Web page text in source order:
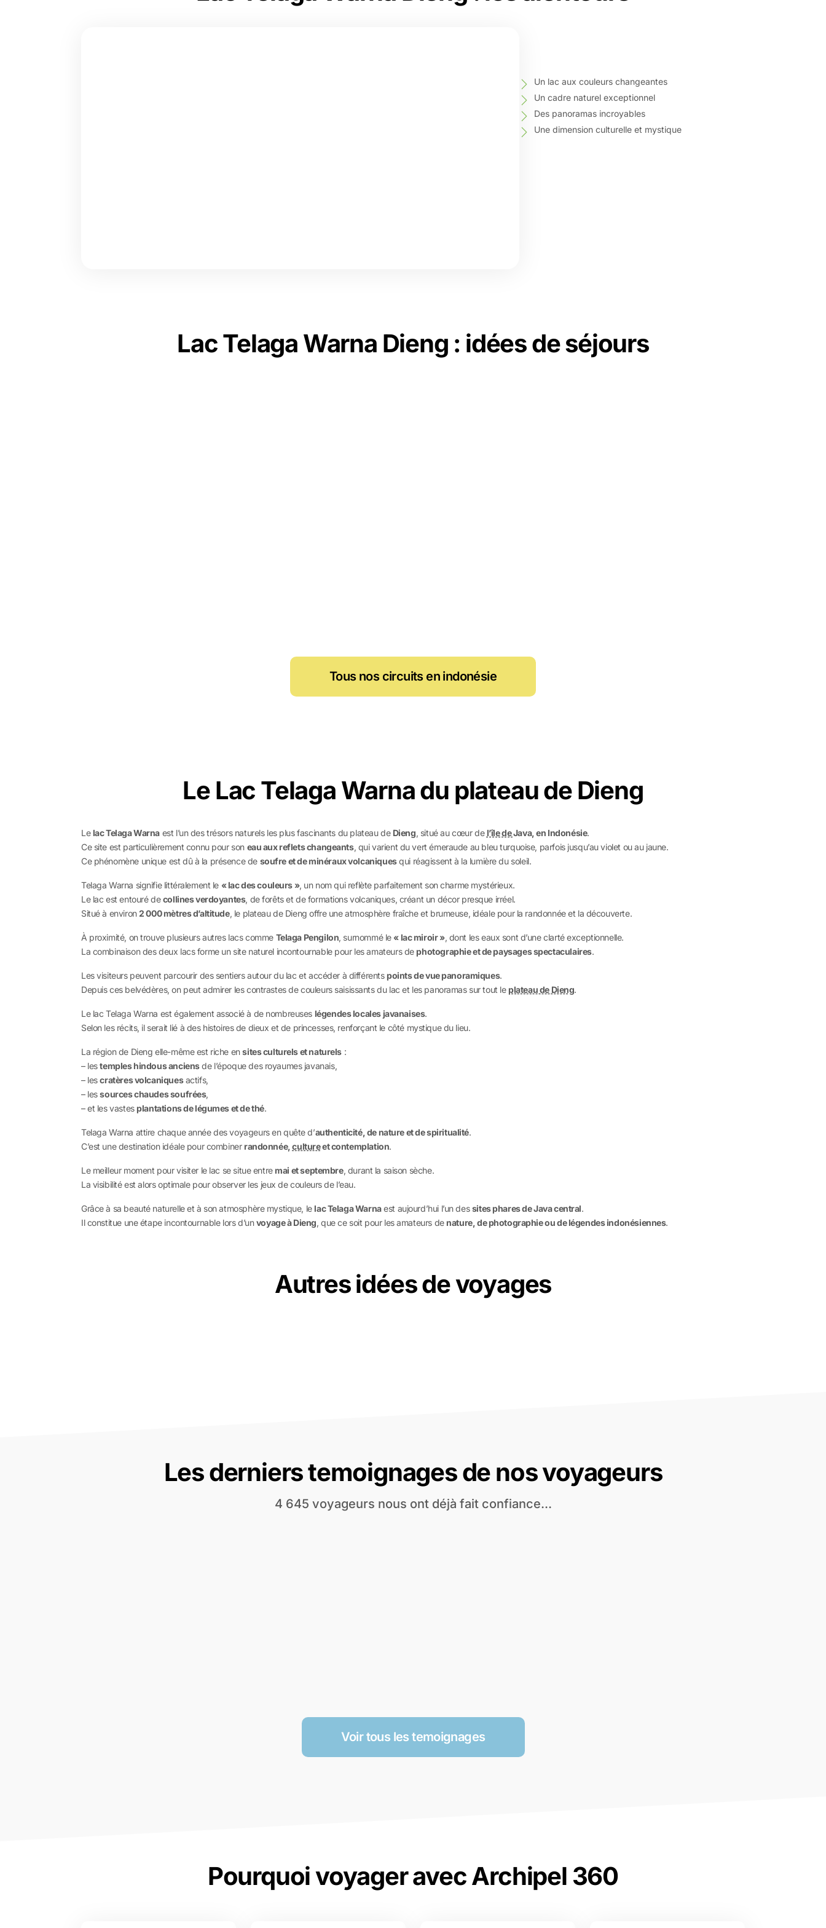
Un lac aux couleurs changeantes
Un cadre naturel exceptionnel
Des panoramas incroyables
Une dimension culturelle et mystique
Lac Telaga Warna Dieng : idées de séjours
Tous nos circuits en indonésie
Le Lac Telaga Warna du plateau de Dieng
Le lac Telaga Warna est l’un des trésors naturels les plus fascinants du plateau de Dieng, situé au cœur de l’île deJava, en Indonésie.
Ce site est particulièrement connu pour son eau aux reflets changeants, qui varient du vert émeraude au bleu turquoise, parfois jusqu’au violet ou au jaune.
Ce phénomène unique est dû à la présence de soufre et de minéraux volcaniquesqui réagissent à la lumière du soleil.
Telaga Warna signifie littéralement le « lac des couleurs », un nom qui reflète parfaitement son charme mystérieux.
Le lac est entouré decollines verdoyantes, de forêts et de formations volcaniques, créant un décor presque irréel.
Situé à environ2 000 mètres d’altitude, le plateau de Dieng offre une atmosphère fraîche et brumeuse, idéale pour la randonnée et la découverte.
À proximité, on trouve plusieurs autres lacs comme Telaga Pengilon, surnommé le« lac miroir », dont les eaux sont d’une clarté exceptionnelle.
La combinaison des deux lacs forme un site naturel incontournable pour les amateurs de photographie et de paysages spectaculaires.
Les visiteurs peuvent parcourir des sentiers autour du lac et accéder à différents points de vue panoramiques.
Depuis ces belvédères, on peut admirer les contrastes de couleurs saisissants du lac et les panoramas sur tout le plateau de Dieng.
Le lac Telaga Warna est également associé à de nombreuses légendes locales javanaises.
Selon les récits, il serait lié à des histoires de dieux et de princesses, renforçant le côté mystique du lieu.
La région de Dieng elle-même est riche ensites culturels et naturels :
– lestemples hindous anciensde l’époque des royaumes javanais,
– lescratères volcaniquesactifs,
– lessources chaudes soufrées,
– et les vastes plantations de légumes et de thé.
Telaga Warna attire chaque année des voyageurs en quête d’authenticité, de nature et de spiritualité.
C’est une destination idéale pour combiner randonnée,cultureet contemplation.
Le meilleur moment pour visiter le lac se situe entre mai et septembre, durant la saison sèche.
La visibilité est alors optimale pour observer les jeux de couleurs de l’eau.
Grâce à sa beauté naturelle et à son atmosphère mystique, le lac Telaga Warnaest aujourd’hui l’un dessites phares de Java central.
Il constitue une étape incontournable lors d’unvoyage à Dieng, que ce soit pour les amateurs de nature, de photographie ou de légendes indonésiennes.
Autres idées de voyages
Les derniers temoignages de nos voyageurs
4 645 voyageurs nous ont déjà fait confiance...
Voir tous les temoignages
Pourquoi voyager avec Archipel 360